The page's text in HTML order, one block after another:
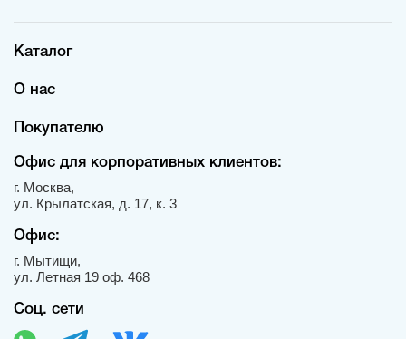
Каталог
О нас
Покупателю
Офис для корпоративных клиентов:
г. Москва,
ул. Крылатская, д. 17, к. 3
Офис:
г. Мытищи,
ул. Летная 19 оф. 468
Соц. сети